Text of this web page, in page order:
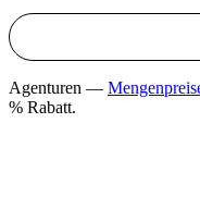
Agenturen —
% Rabatt.